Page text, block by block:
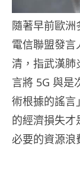
隨著早前歐
電信聯盟發
清，指武漢肺
言將 5G 與是
術根據的謠言
的經濟損失才
必要的資源浪